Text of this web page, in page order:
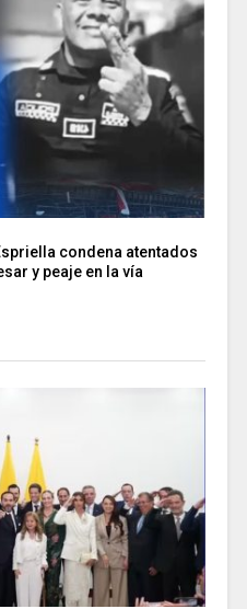
condena atentados
y peaje en la vía